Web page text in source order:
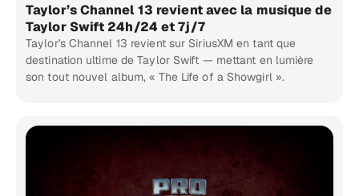
Taylor’s Channel 13 revient avec la musique de
Taylor Swift 24h/24 et 7j/7
Taylor's Channel 13 revient sur SiriusXM en tant que
destination ultime de Taylor Swift — mettant en lumière
son tout nouvel album, « The Life of a Showgirl ».